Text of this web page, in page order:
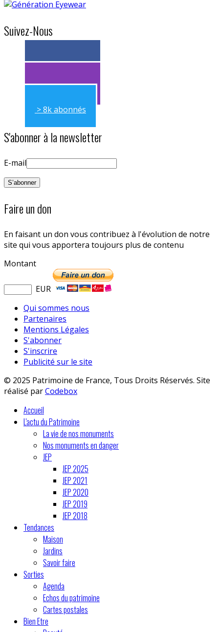
Suivez-Nous
> 11k abonnés
> 11k abonnés
> 8k abonnés
S'abonner à la newsletter
E-mail
Faire un don
En faisant un don vous contribuez à l'évolution de notre
site qui vous apportera toujours plus de contenu
Montant
EUR
Qui sommes nous
Partenaires
Mentions Légales
S'abonner
S'inscrire
Publicité sur le site
© 2025 Patrimoine de France, Tous Droits Réservés. Site
réalisé parCodebox
Accueil
L'actu du Patrimoine
La vie de nos monuments
Nos monuments en danger
JEP
JEP 2025
JEP 2021
JEP 2020
JEP 2019
JEP 2018
Tendances
Maison
Jardins
Savoir faire
Sorties
Agenda
Echos du patrimoine
Cartes postales
Bien Etre